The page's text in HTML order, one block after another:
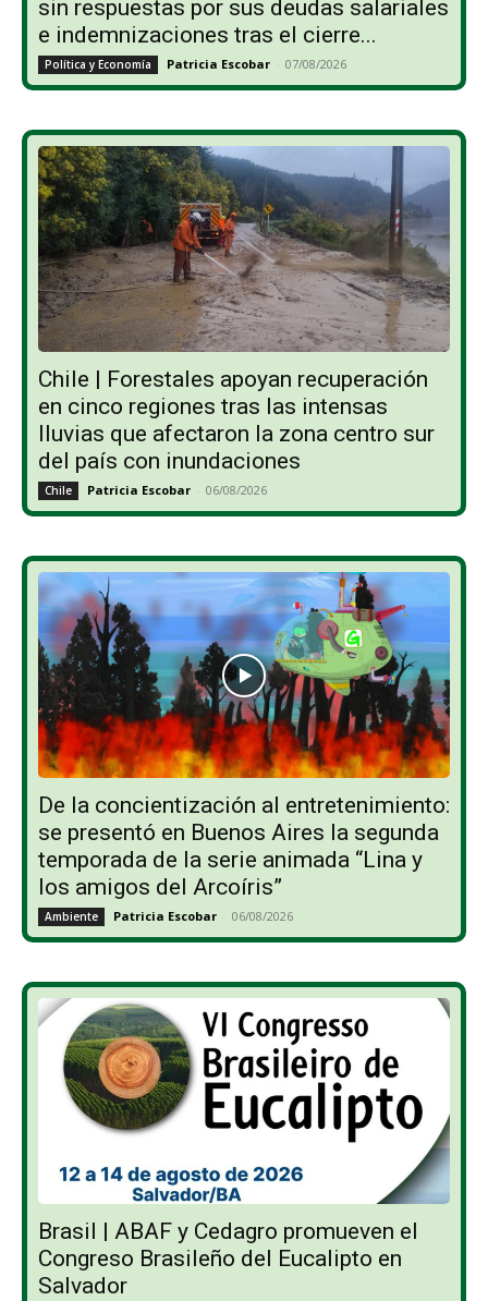
sin respuestas por sus deudas salariales
e indemnizaciones tras el cierre...
Política y Economía Patricia Escobar - 07/08/2026
Chile | Forestales apoyan recuperación
en cinco regiones tras las intensas
lluvias que afectaron la zona centro sur
del país con inundaciones
Chile Patricia Escobar - 06/08/2026
De la concientización al entretenimiento:
se presentó en Buenos Aires la segunda
temporada de la serie animada “Lina y
los amigos del Arcoíris”
Ambiente Patricia Escobar - 06/08/2026
Brasil | ABAF y Cedagro promueven el
Congreso Brasileño del Eucalipto en
Salvador